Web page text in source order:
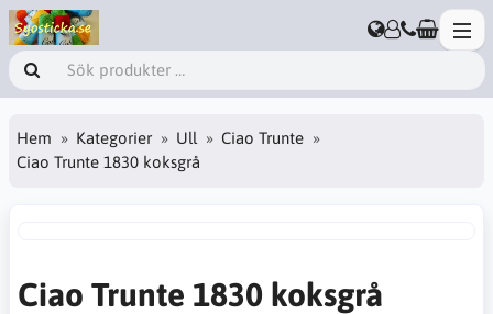
Hem Kategorier Ull
Ciao Trunte
Ciao Trunte 1830 koksgrå
Ciao Trunte 1830 koksgrå